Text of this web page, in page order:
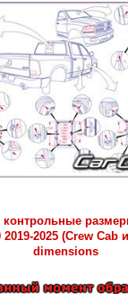
контрольные
2019-2025 (Crew Cab
dimensions